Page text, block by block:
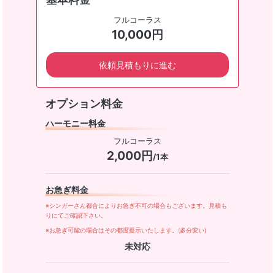
フルコーラス
10,000円
依頼見積もりに進む
オプション料金
ハーモニー料金
フルコーラス
2,000円/1本
お急ぎ料金
※シンガーさん都合によりお急ぎ不可の場合もございます。見積も
りにてご確認下さい。
※お急ぎ可能の場合はその都度提示いたします。(多分安い)
未対応